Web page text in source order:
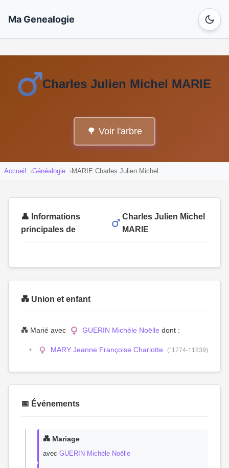
Ma Genealogie
Charles Julien Michel MARIE
🌳 Voir l'arbre
Accueil Généalogie MARIE Charles Julien Michel
👤 Informations
principales de
Charles Julien Michel
MARIE
💑 Union et enfant
💑 Marié avec GUERIN Michèle Noëlle dont :
MARY Jeanne Françoise Charlotte (°1774-†1839)
📅 Événements
💑 Mariage
avec GUERIN Michèle Noëlle